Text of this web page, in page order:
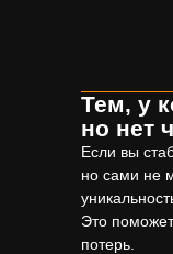
Тем, у
но нет
Если вы
но сами не
Это
потерь.